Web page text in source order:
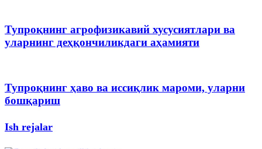
Тупроқнинг агрофизикавий хусусиятлари ва
уларнинг деҳқончиликдаги аҳамияти
Тупроқнинг ҳаво ва иссиқлик мароми, уларни
бошқариш
Ish rejalar